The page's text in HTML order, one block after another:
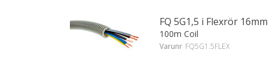
FQ 5G1,5 i Flexrör 16mm
100m Coil
Varunr FQ5G1.5FLEX